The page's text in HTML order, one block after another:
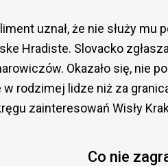
uznał, że nie służy mu
Hradiste. Slovacko
Okazało się, nie
rodzimej lidze niż za
zainteresowań Wisły
Co nie